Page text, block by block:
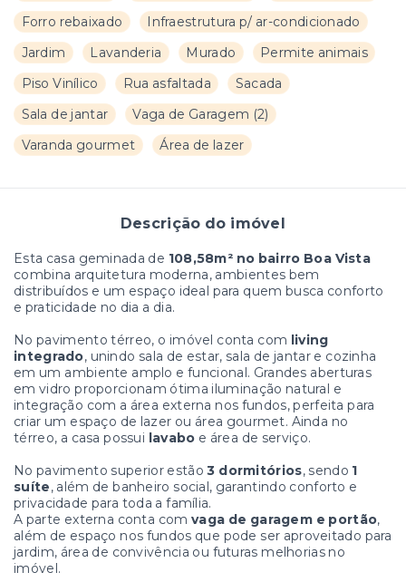
Forro rebaixado
Infraestrutura p/ ar-condicionado
Jardim
Lavanderia Murado
Permite animais
Piso Vinílico
Rua asfaltada
Sacada
Sala de jantar
Vaga de Garagem (2)
Varanda gourmet
Área de lazer
Descrição do imóvel
Esta casa geminada de 108,58m² no bairro Boa Vista
combina arquitetura moderna, ambientes bem
distribuídos e um espaço ideal para quem busca conforto
e praticidade no dia a dia.
No pavimento térreo, o imóvel conta com living
integrado, unindo sala de estar, sala de jantar e cozinha
em um ambiente amplo e funcional. Grandes aberturas
em vidro proporcionam ótima iluminação natural e
integração com a área externa nos fundos, perfeita para
criar um espaço de lazer ou área gourmet. Ainda no
térreo, a casa possui lavabo e área de serviço.
No pavimento superior estão3 dormitórios, sendo 1
suíte, além de banheiro social, garantindo conforto e
privacidade para toda a família.
A parte externa conta comvaga de garagem e portão,
além de espaço nos fundos que pode ser aproveitado para
jardim, área de convivência ou futuras melhorias no
imóvel.